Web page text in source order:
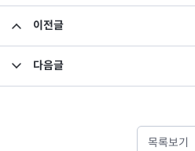
이전글
다음글
목록보기